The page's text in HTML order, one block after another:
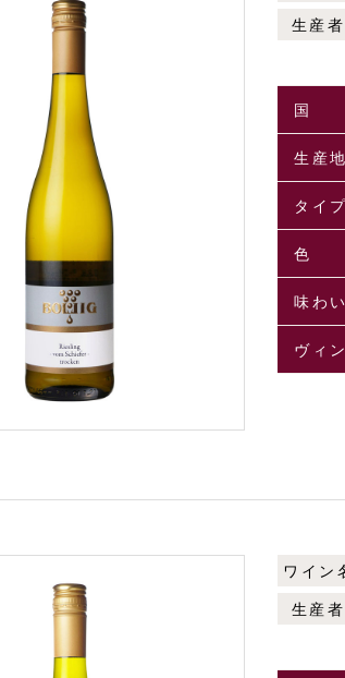
生産者
国
生産
タイプ
色
味わい
ヴィ
ワイン
生産者